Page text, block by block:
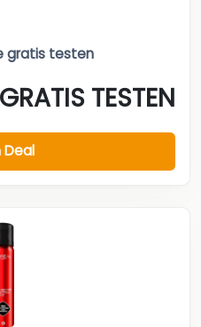
gratis testen
GRATIS TESTEN
Deal